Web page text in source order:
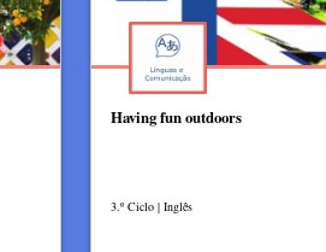
Having fun outdoors
3.º Ciclo | Inglês